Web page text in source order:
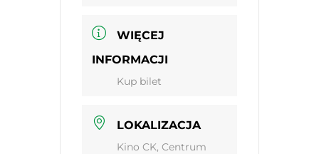
WIĘCEJ
INFORMACJI
Kup bilet
LOKALIZACJA
Kino CK, Centrum